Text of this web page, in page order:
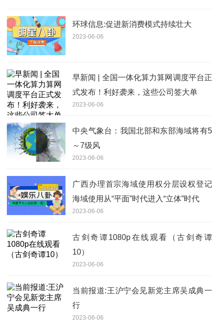
环球信息:促进新消费模式持续壮大
2023-06-06
早新闻 | 全国一体化算力算网调度平台正
式发布！利好袭来，这些公司签大单
2023-06-06
中央气象台：我国北部和东部海域将有5
～7级风
2023-06-06
广西办理首宗海域使用权分层设权登记
海域使用从“平面”时代进入“立体”时代
2023-06-06
古剑奇谭1080p在线观看（古剑奇谭
10）
2023-06-06
当前报道:王沪宁会见新党主席吴成典一
行
2023-06-06